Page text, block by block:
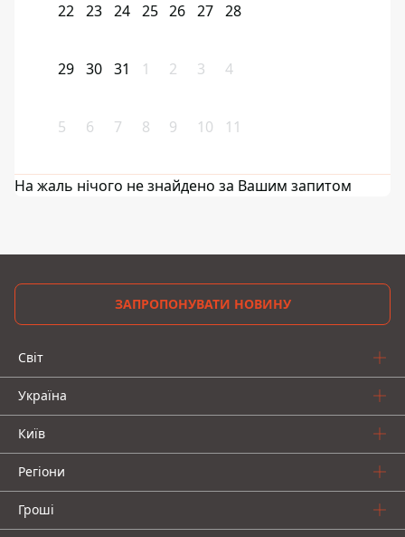
22 23 24 25 26 27 28
29 30 31 1 2 3 4
5 6 7 8 9 10 11
На жаль нічого не знайдено за Вашим запитом
ЗАПРОПОНУВАТИ НОВИНУ
Світ
Україна
Київ
Регіони
Гроші